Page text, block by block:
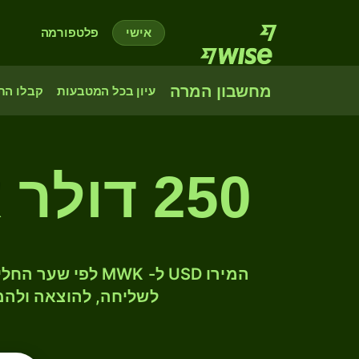
אישי פלטפורמה
מחשבון המרה עיון בכל המטבעות קבלו
250 דולר ארה"ב לקוואצ'ה מלאווי
לשליחה, להוצאה